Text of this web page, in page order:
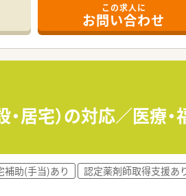
にあり、毎日の通勤アクセスも非
科などを中心に、1日40枚から50
おり、協力し合いながら業務を進
サービスを提供する安定した経
長期間にわたって安心して勤務
ており、多様な雇用形態での勤務
から690万円までの高水準な給
算賞与を含めた年3回の賞与支給
希望される方にとっても非常に
この求人に
お問い合わせ
居宅）の対応／医療
補助(手当)あり
認定薬剤師取得支援あ